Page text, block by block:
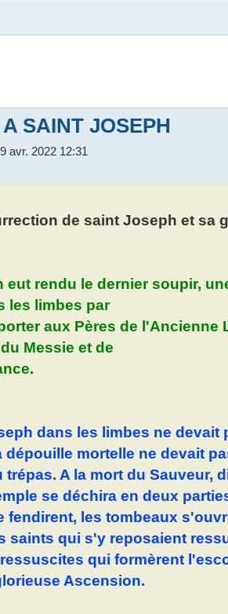
SAINT JOSEPH
avr. 2022 12:31
de saint Joseph et sa
eut rendu le dernier soupir,
les limbes par
aux Pères de l'Ancienne
Messie et de
dans les limbes ne devait
dépouille mortelle ne devait
trépas. A la mort du Sauveur,
se déchira en deux
fendirent, les tombeaux
saints qui s'y reposaient
qui formèrent
Ascension.